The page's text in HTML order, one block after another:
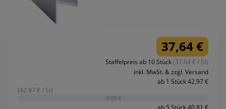
37,64 €
Staffelpreis ab 10 Stück(37.64 € / St)
inkl. MwSt. & zzgl. Versand
ab 1 Stück 42,97 €
(42.97 € / St)
-0,00 €
ab 5 Stück 40,81 €